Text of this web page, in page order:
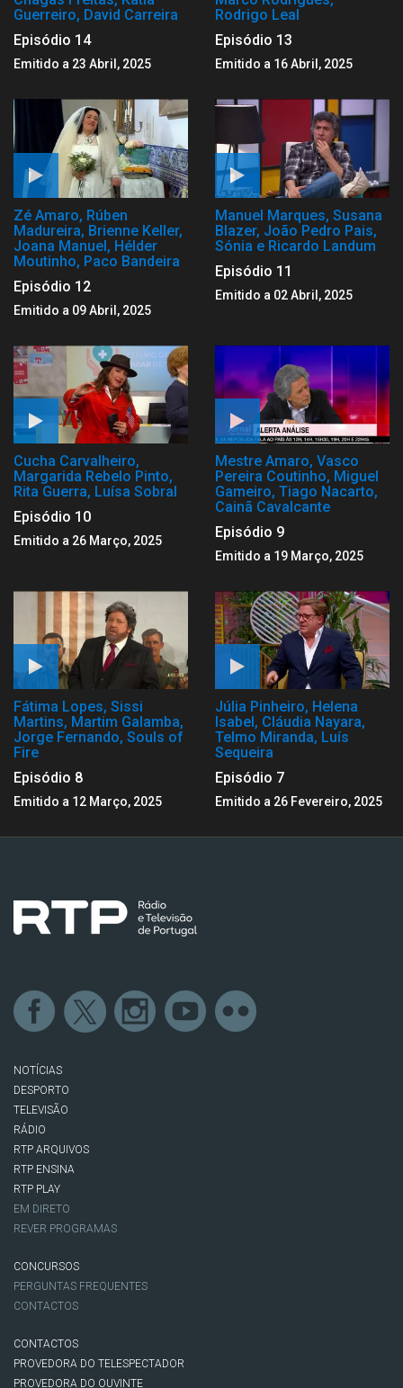
Guerreiro, David Carreira
Episódio 14
Emitido a 23 Abril, 2025
Rodrigo Leal
Episódio 13
Emitido a 16 Abril, 2025
Zé Amaro, Rúben
Madureira, Brienne Keller,
Joana Manuel, Hélder
Moutinho, Paco Bandeira
Episódio 12
Emitido a 09 Abril, 2025
Manuel Marques, Susana
Blazer, João Pedro Pais,
Sónia e Ricardo Landum
Episódio 11
Emitido a 02 Abril, 2025
Cucha Carvalheiro,
Margarida Rebelo Pinto,
Rita Guerra, Luísa Sobral
Episódio 10
Emitido a 26 Março, 2025
Mestre Amaro, Vasco
Pereira Coutinho, Miguel
Gameiro, Tiago Nacarto,
Cainã Cavalcante
Episódio 9
Emitido a 19 Março, 2025
Fátima Lopes, Sissi
Martins, Martim Galamba,
Jorge Fernando, Souls of
Fire
Episódio 8
Emitido a 12 Março, 2025
Júlia Pinheiro, Helena
Isabel, Cláudia Nayara,
Telmo Miranda, Luís
Sequeira
Episódio 7
Emitido a 26 Fevereiro, 2025
NOTÍCIAS
DESPORTO
TELEVISÃO
RÁDIO
RTP ARQUIVOS
RTP ENSINA
RTP PLAY
EM DIRETO
REVER PROGRAMAS
CONCURSOS
PERGUNTAS FREQUENTES
CONTACTOS
CONTACTOS
PROVEDORA DO TELESPECTADOR
PROVEDORA DO OUVINTE